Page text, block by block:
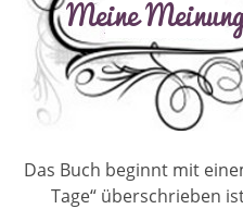
Das Buch beginnt mit
Tage“ überschrieben